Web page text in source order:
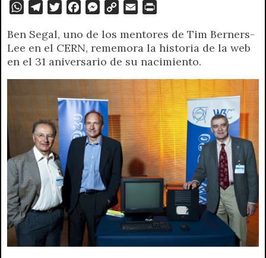
W
a
t
s
A
l
e
g
r
i
t
t
e
c
e
b
o
k
M
s
s
e
n
e
r
p
y
L
i
n
k
a
i
i
n
t
F
r
i
e
n
d
l
y
Ben Segal, uno de los mentores de Tim Berners-
Lee en el CERN, rememora la historia de la web
en el 31 aniversario de su nacimiento.